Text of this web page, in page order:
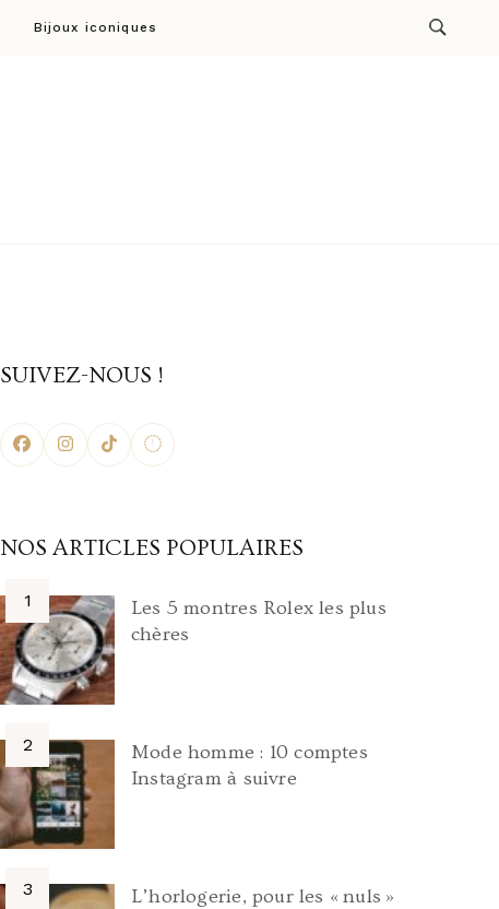
Bijoux iconiques
SUIVEZ-NOUS !
NOS ARTICLES POPULAIRES
Les 5 montres Rolex les plus
chères
Mode homme : 10 comptes
Instagram à suivre
L’horlogerie, pour les « nuls »